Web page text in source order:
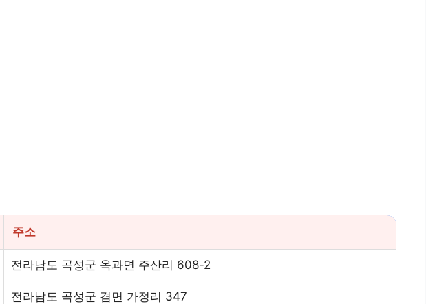
주소
전라남도 곡성군 옥과면 주산리 608-2
전라남도 곡성군 겸면 가정리 347